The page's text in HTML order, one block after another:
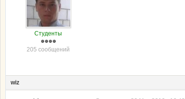
Студенты
205 сообщений
wiz